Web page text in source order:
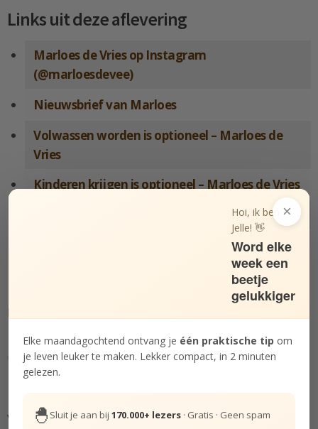
Links uit deze aflevering
Marloes de Vries op Instagram
(@marloesdevee)
Nieuwsbrief van Marloes
Volwassen worden is optioneel – Marloes de
Vries
Kinderen krijgen is optioneel – Marloes de Vries
Instagram.
Vind jeSteeds leukerwaardevol? Volg ons dan in je
×
Hoi, ik ben
Jelle! 👋
Word elke
week een
beetje
gelukkiger
Elke maandagochtend ontvang je één praktische tip om
je leven leuker te maken. Lekker compact, in 2 minuten
gelezen.
🐣 Sluit je aan bij 170.000+ lezers · Gratis · Geen spam